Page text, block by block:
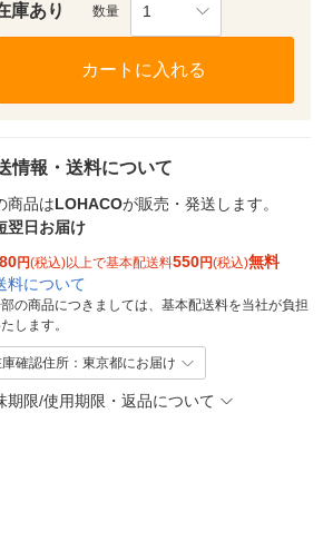
庫あり 数量 1
カートに入れる
情報・送料について
商品はLOHACOが販売・発送します。
翌日お届け
円(税込)以上で基本配送料550円(税込)無料
料について
の商品につきましては、基本配送料を当社が負担
します。
確認住所：東京都にお届け
期限/使用期限・返品について